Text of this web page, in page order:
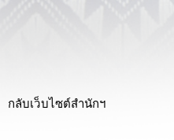
กลับเว็บไซต์สำนักฯ